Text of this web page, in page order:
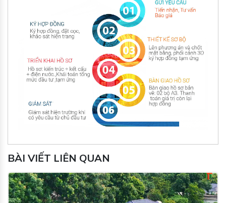
BÀI VIẾT LIÊN QUAN